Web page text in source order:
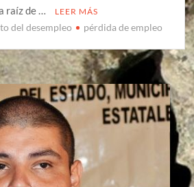
raíz de … LEER MÁS
del desempleo pérdida de empleo